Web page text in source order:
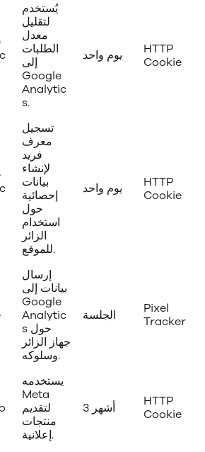
يُستخدم
لتقليل
معدل
الطلبات
إلى
Google
Analytic
s.
يوم واحد
HTTP
Cookie
تسجيل
معرف
فريد
لإنشاء
بيانات
إحصائية
حول
استخدام
الزائر
للموقع.
يوم واحد
HTTP
Cookie
إرسال
بيانات إلى
Google
Analytic
s حول
جهاز الزائر
وسلوكه.
الجلسة
Pixel
Tracker
يستخدمه
Meta
لتقديم
منتجات
إعلانية.
3 أشهر
HTTP
Cookie